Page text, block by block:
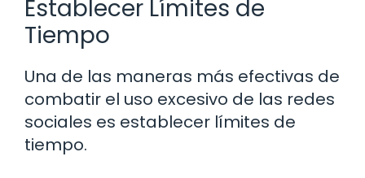
Establecer Límites de
Tiempo
Una de las maneras más efectivas de
combatir el uso excesivo de las redes
sociales es establecer límites de
tiempo.